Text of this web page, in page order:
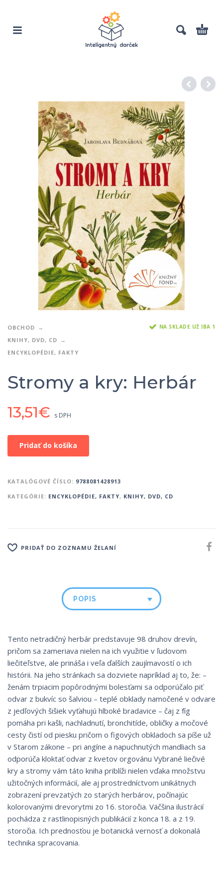
OBCHOD
KNIHY, DVD, CD
ENCYKLOPÉDIE, FAKTY
NA SKLADE UŽ IBA 1
Stromy a kry: Herbár
13,51€ s DPH
Pridať do košíka
KATALÓGOVÉ ČÍSLO: 9788081428913
KATEGÓRIE: ENCYKLOPÉDIE, FAKTY, KNIHY, DVD, CD
PRIDAŤ DO ZOZNAMU ŽELANÍ
POPIS
Tento netradičný herbár predstavuje 98 druhov drevín,
pričom sa zameriava nielen na ich využitie v ľudovom
liečiteľstve, ale prináša i veľa ďalších zaujímavostí o ich
histórii. Na jeho stránkach sa dozviete napríklad aj to, že: –
ženám trpiacim popôrodnými bolesťami sa odporúčalo piť
odvar z bukvíc so šalviou – teplé obklady namočené v odvare
z jedľových šišiek vyťahujú hlboké bradavice – čaj z fíg
pomáha pri kašli, nachladnutí, bronchitíde, obličky a močové
cesty čistí od piesku pričom o figových obkladoch sa píše už
v Starom zákone – pri angíne a napuchnutých mandliach sa
odporúča kloktať odvar z kvetov orgovánu Vybrané liečivé
kry a stromy vám táto kniha priblíži nielen vďaka množstvu
užitočných informácií, ale aj prostredníctvom unikátnych
zobrazení prevzatých zo starých herbárov, počínajúc
kolorovanými drevorytmi zo 16. storočia. Väčšina ilustrácií
pochádza z rastlinopisných publikácií z konca 18. a z 19.
storočia. Ich prednosťou je botanická vernosť a dokonalá
technika spracovania.